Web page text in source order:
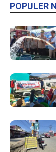
POPULER